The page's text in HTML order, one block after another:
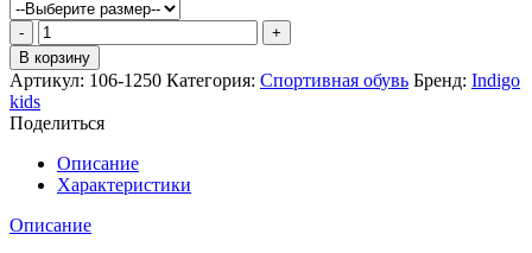
Количество
товара
Кроссовки
INDIGO
KIDS
В корзину
Артикул: 106-1250 Категория: Спортивная обувь Бренд: Indigo
kids
Поделиться
Описание
Характеристики
Описание